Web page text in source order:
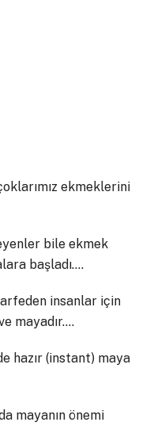
ekmeklerini
bile ekmek
başladı….
insanlar için
mayadır….
hazır (instant) maya
mayanın önemi